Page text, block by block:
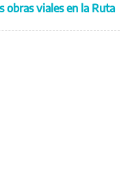
obras viales en la Ruta